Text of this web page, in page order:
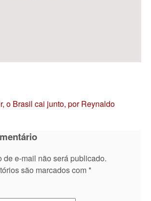
o Brasil cai junto, por Reynaldo
de e-mail não será publicado.
são marcados com *